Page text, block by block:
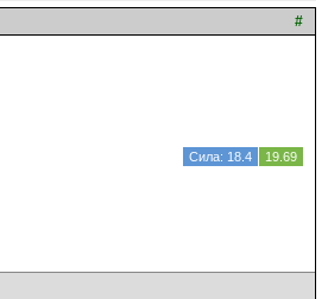
#
Сила: 18.4 19.69